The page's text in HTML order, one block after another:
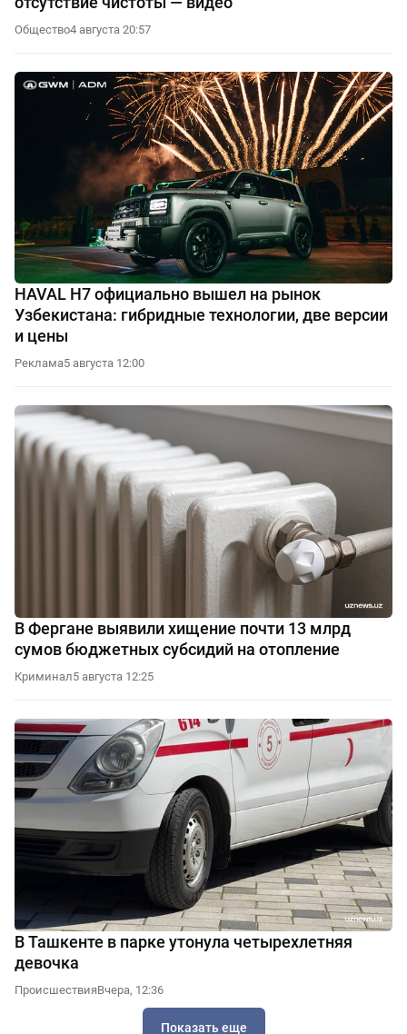
Общество4 августа 20:57
HAVAL H7 официально вышел на рынок
Узбекистана: гибридные технологии, две версии
и цены
Реклама5 августа 12:00
В Фергане выявили хищение почти 13 млрд
сумов бюджетных субсидий на отопление
Криминал5 августа 12:25
В Ташкенте в парке утонула четырехлетняя
девочка
ПроисшествияВчера, 12:36
Показать еще